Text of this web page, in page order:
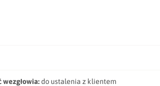
wezgłowia:do ustalenia z klientem